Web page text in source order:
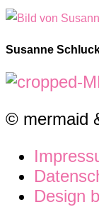
Susanne
© mermaid
Design